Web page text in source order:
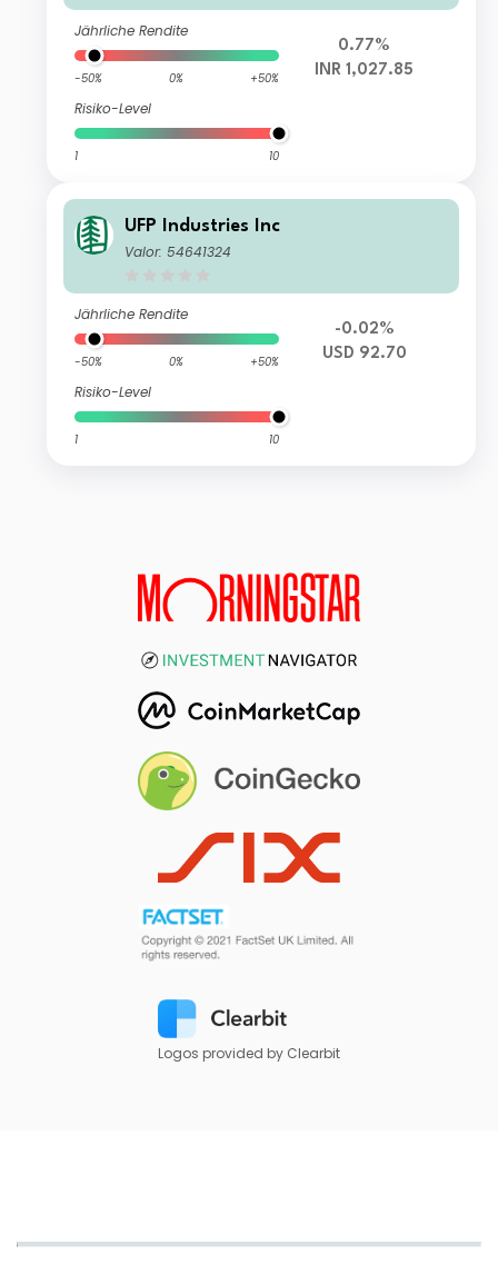
Jährliche Rendite
-50% 0% +50%
Risiko-Level
1 10
0.77%
INR 1,027.85
UFP Industries Inc
Valor: 54641324
Jährliche Rendite
-50% 0% +50%
Risiko-Level
1 10
-0.02%
USD 92.70
Logos provided by Clearbit